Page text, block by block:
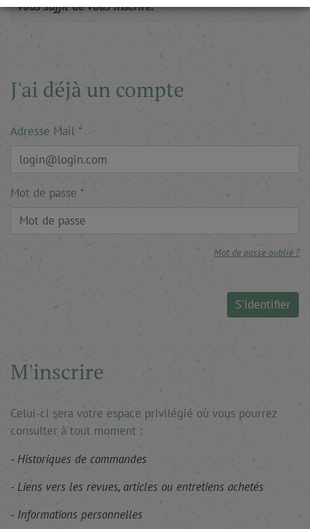
vous suffit de vous inscrire.
J'ai déjà un compte
Adresse Mail
Mot de passe
Mot de passe oublié ?
S'identifier
M'inscrire
Celui-ci sera votre espace privilégié où vous pourrez
consulter à tout moment :
Historiques de commandes
Liens vers les revues, articles ou entretiens achetés
Informations personnelles